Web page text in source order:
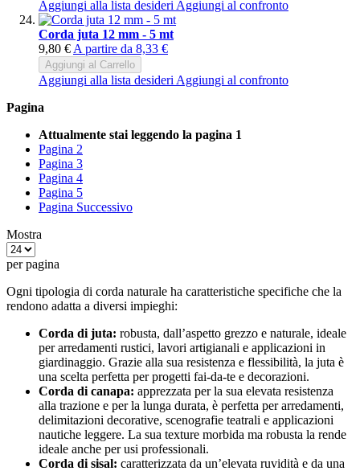
Aggiungi alla lista desideri Aggiungi al confronto
Corda juta 12 mm - 5 mt
9,80 € A partire da 8,33 €
Aggiungi al Carrello
Aggiungi alla lista desideri Aggiungi al confronto
Pagina
Attualmente stai leggendo la pagina 1
Pagina 2
Pagina 3
Pagina 4
Pagina 5
Pagina Successivo
Mostra
per pagina
Ogni tipologia di corda naturale ha caratteristiche specifiche che la
rendono adatta a diversi impieghi:
Corda di juta: robusta, dall’aspetto grezzo e naturale, ideale
per arredamenti rustici, lavori artigianali e applicazioni in
giardinaggio. Grazie alla sua resistenza e flessibilità, la juta è
una scelta perfetta per progetti fai-da-te e decorazioni.
Corda di canapa: apprezzata per la sua elevata resistenza
alla trazione e per la lunga durata, è perfetta per arredamenti,
delimitazioni decorative, scenografie teatrali e applicazioni
nautiche leggere. La sua texture morbida ma robusta la rende
ideale anche per usi professionali.
Corda di sisal: caratterizzata da un’elevata ruvidità e da una